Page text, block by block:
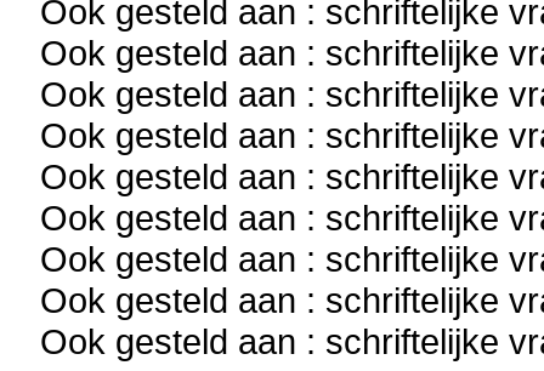
Ook gesteld aan : schriftelijke
Ook gesteld aan : schriftelijke
Ook gesteld aan : schriftelijke
Ook gesteld aan : schriftelijke
Ook gesteld aan : schriftelijke
Ook gesteld aan : schriftelijke
Ook gesteld aan : schriftelijke
Ook gesteld aan : schriftelijke
Ook gesteld aan : schriftelijke